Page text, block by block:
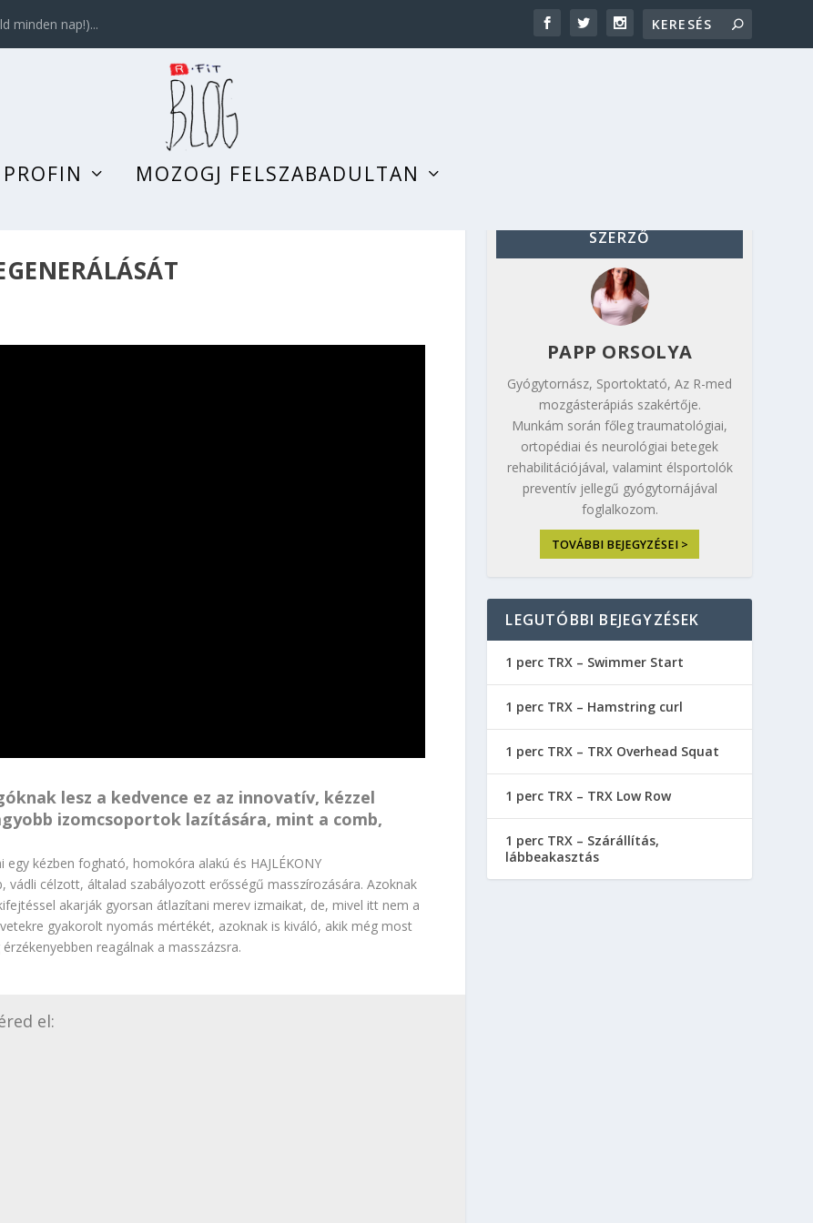
minden nap!)...
MOZOGJ FELSZABADULTAN
lesz a kedvence ez az innovatív, kézzel
izomcsoportok lazítására, mint a comb,
kézben fogható, homokóra alakú és HAJLÉKONY
vádli célzott, általad szabályozott erősségű masszírozására. Azoknak
akarják gyorsan átlazítani merev izmaikat, de, mivel itt nem a
gyakorolt nyomás mértékét, azoknak is kiváló, akik még most
reagálnak a masszázsra.
el:
SZERZŐ
PAPP ORSOLYA
Gyógytornász, Sportoktató, Az R-med
mozgásterápiás szakértője.
Munkám során főleg traumatológiai,
ortopédiai és neurológiai betegek
rehabilitációjával, valamint élsportolók
preventív jellegű gyógytornájával
foglalkozom.
TOVÁBBI BEJEGYZÉSEI >
LEGUTÓBBI BEJEGYZÉSEK
1 perc TRX – Swimmer Start
1 perc TRX – Hamstring curl
1 perc TRX – TRX Overhead Squat
1 perc TRX – TRX Low Row
1 perc TRX – Szárállítás,
lábbeakasztás